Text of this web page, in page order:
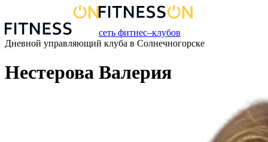
сеть фитнес–клубов
Дневной управляющий клуба в Солнечногорске
Нестерова Валерия